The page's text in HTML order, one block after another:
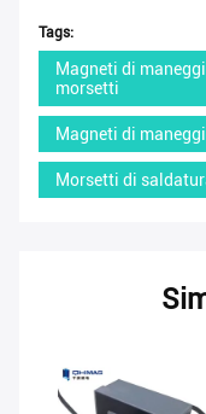
Tags:
Magneti di
morsetti
Magneti di
Morsetti di